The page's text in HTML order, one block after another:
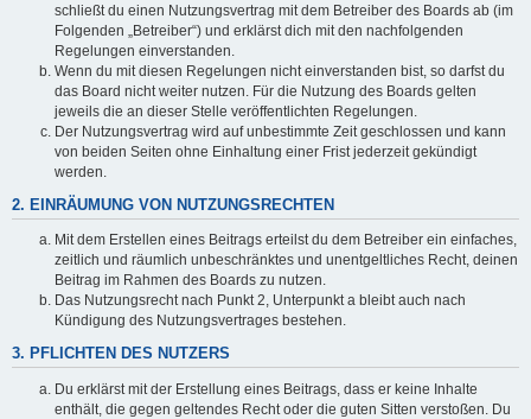
schließt du einen Nutzungsvertrag mit dem Betreiber des Boards ab (im
Folgenden „Betreiber“) und erklärst dich mit den nachfolgenden
Regelungen einverstanden.
Wenn du mit diesen Regelungen nicht einverstanden bist, so darfst du
das Board nicht weiter nutzen. Für die Nutzung des Boards gelten
jeweils die an dieser Stelle veröffentlichten Regelungen.
Der Nutzungsvertrag wird auf unbestimmte Zeit geschlossen und kann
von beiden Seiten ohne Einhaltung einer Frist jederzeit gekündigt
werden.
2. EINRÄUMUNG VON NUTZUNGSRECHTEN
Mit dem Erstellen eines Beitrags erteilst du dem Betreiber ein einfaches,
zeitlich und räumlich unbeschränktes und unentgeltliches Recht, deinen
Beitrag im Rahmen des Boards zu nutzen.
Das Nutzungsrecht nach Punkt 2, Unterpunkt a bleibt auch nach
Kündigung des Nutzungsvertrages bestehen.
3. PFLICHTEN DES NUTZERS
Du erklärst mit der Erstellung eines Beitrags, dass er keine Inhalte
enthält, die gegen geltendes Recht oder die guten Sitten verstoßen. Du